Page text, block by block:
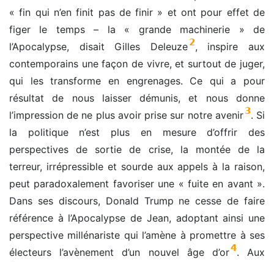
« fin qui n’en finit pas de finir » et ont pour effet de
figer le temps – la « grande machinerie » de
l’Apocalypse, disait Gilles Deleuze2, inspire aux
contemporains une façon de vivre, et surtout de juger,
qui les transforme en engrenages. Ce qui a pour
résultat de nous laisser démunis, et nous donne
l’impression de ne plus avoir prise sur notre avenir3. Si
la politique n’est plus en mesure d’offrir des
perspectives de sortie de crise, la montée de la
terreur, irrépressible et sourde aux appels à la raison,
peut paradoxalement favoriser une « fuite en avant ».
Dans ses discours, Donald Trump ne cesse de faire
référence à l’Apocalypse de Jean, adoptant ainsi une
perspective millénariste qui l’amène à promettre à ses
électeurs l’avènement d’un nouvel âge d’or4. Aux